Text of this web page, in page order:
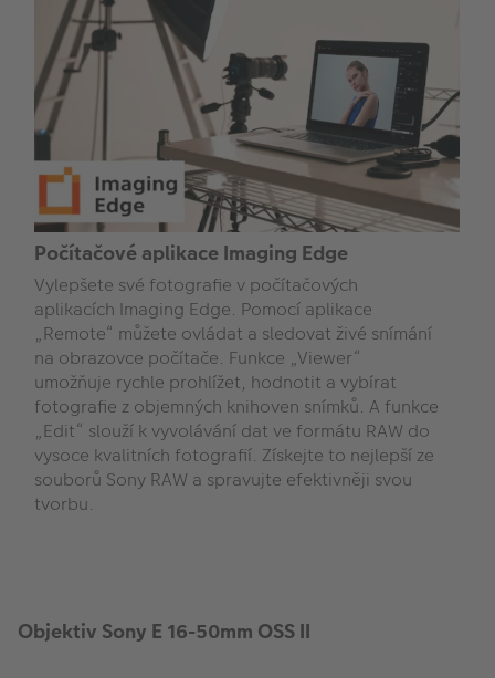
Počítačové aplikace Imaging Edge
Vylepšete své fotografie v počítačových
aplikacích Imaging Edge. Pomocí aplikace
„Remote“ můžete ovládat a sledovat živé snímání
na obrazovce počítače. Funkce „Viewer“
umožňuje rychle prohlížet, hodnotit a vybírat
fotografie z objemných knihoven snímků. A funkce
„Edit“ slouží k vyvolávání dat ve formátu RAW do
vysoce kvalitních fotografií. Získejte to nejlepší ze
souborů Sony RAW a spravujte efektivněji svou
tvorbu.
Objektiv Sony E 16-50mm OSS II